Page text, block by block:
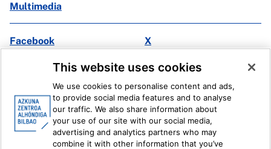
Multimedia
Facebook
X
Ivoox
Legal information Internal Reporting System
This website uses cookies
We use cookies to personalise content and ads,
to provide social media features and to analyse
our traffic. We also share information about
your use of our site with our social media,
advertising and analytics partners who may
combine it with other information that you’ve